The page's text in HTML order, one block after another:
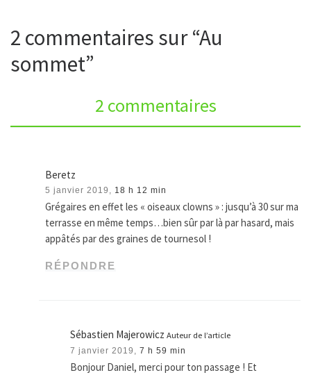
2 commentaires sur “Au
sommet”
2 commentaires
Beretz
5 janvier 2019, 18 h 12 min
Grégaires en effet les « oiseaux clowns » : jusqu’à 30 sur ma
terrasse en même temps…bien sûr par là par hasard, mais
appâtés par des graines de tournesol !
RÉPONDRE
Sébastien Majerowicz Auteur de l’article
7 janvier 2019, 7 h 59 min
Bonjour Daniel, merci pour ton passage ! Et